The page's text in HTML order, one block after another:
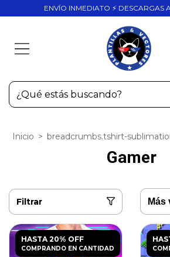
ENVÍO INMEDIATO ⚡ DESCARGAS
Inicio > breadcrumbs.tshirt-
Gamer
Filtrar
HASTA 20% OFF
COMPRANDO EN CANTIDAD